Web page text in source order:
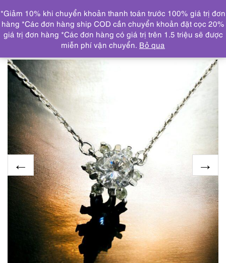
DANH MỤC
Trang chủ SẢN PHẨM MỚI CẬP NHẬT
2435-Dây
chuyền nữ-Silver & CZ gemstone necklace-Khá mới
*Giảm 10% khi chuyển khoản thanh toán trước 100% giá trị đơn
hàng *Các đơn hàng ship COD cần chuyển khoản đặt cọc 20%
giá trị đơn hàng *Các đơn hàng có giá trị trên 1.5 triệu sẽ được
miễn phí vận chuyển. Bỏ qua